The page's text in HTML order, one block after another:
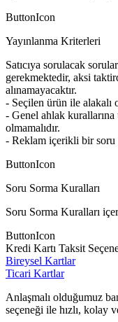
ButtonIcon
Yayınlanma Kriterleri
Satıcıya sorulacak
gerekmektedir, aksi
alınamayacaktır.
- Seçilen ürün ile alakalı
- Genel ahlak
olmamalıdır.
- Reklam içerikli bir soru
ButtonIcon
Soru Sorma Kuralları
Soru Sorma Kuralları
ButtonIcon
Kredi Kartı Taksit
Bireysel Kartlar
Ticari Kartlar
Anlaşmalı olduğumuz
seçeneği ile hızlı, kolay